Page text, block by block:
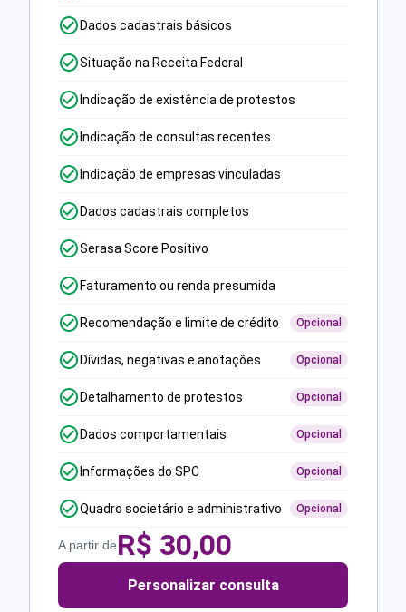
Dados cadastrais básicos
Situação na Receita Federal
Indicação de existência de protestos
Indicação de consultas recentes
Indicação de empresas vinculadas
Dados cadastrais completos
Serasa Score Positivo
Faturamento ou renda presumida
Recomendação e limite de crédito Opcional
Dívidas, negativas e anotações Opcional
Detalhamento de protestos Opcional
Dados comportamentais Opcional
Informações do SPC Opcional
Quadro societário e administrativo Opcional
A partir deR$ 30,00
Personalizar consulta